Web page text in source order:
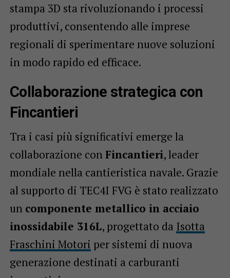
stampa 3D sta rivoluzionando i processi
produttivi, consentendo alle imprese
regionali di sperimentare nuove soluzioni
in modo rapido ed efficace.
Collaborazione strategica con
Fincantieri
Tra i casi più significativi emerge la
collaborazione conFincantieri, leader
mondiale nella cantieristica navale. Grazie
al supporto di TEC4I FVG è stato realizzato
un componente metallico in acciaio
inossidabile 316L, progettato da Isotta
Fraschini Motori per sistemi di nuova
generazione destinati a carburanti